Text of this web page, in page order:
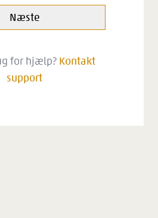
Næste
for hjælp? Kontakt
support